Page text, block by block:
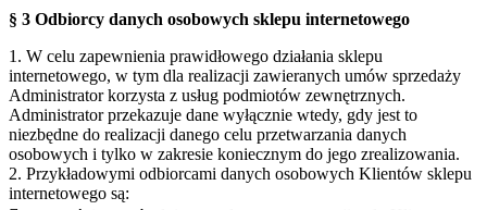
§ 3 Odbiorcy danych osobowych sklepu internetowego
1. W celu zapewnienia prawidłowego działania sklepu
internetowego, w tym dla realizacji zawieranych umów sprzedaży
Administrator korzysta z usług podmiotów zewnętrznych.
Administrator przekazuje dane wyłącznie wtedy, gdy jest to
niezbędne do realizacji danego celu przetwarzania danych
osobowych i tylko w zakresie koniecznym do jego zrealizowania.
2. Przykładowymi odbiorcami danych osobowych Klientów sklepu
internetowego są: